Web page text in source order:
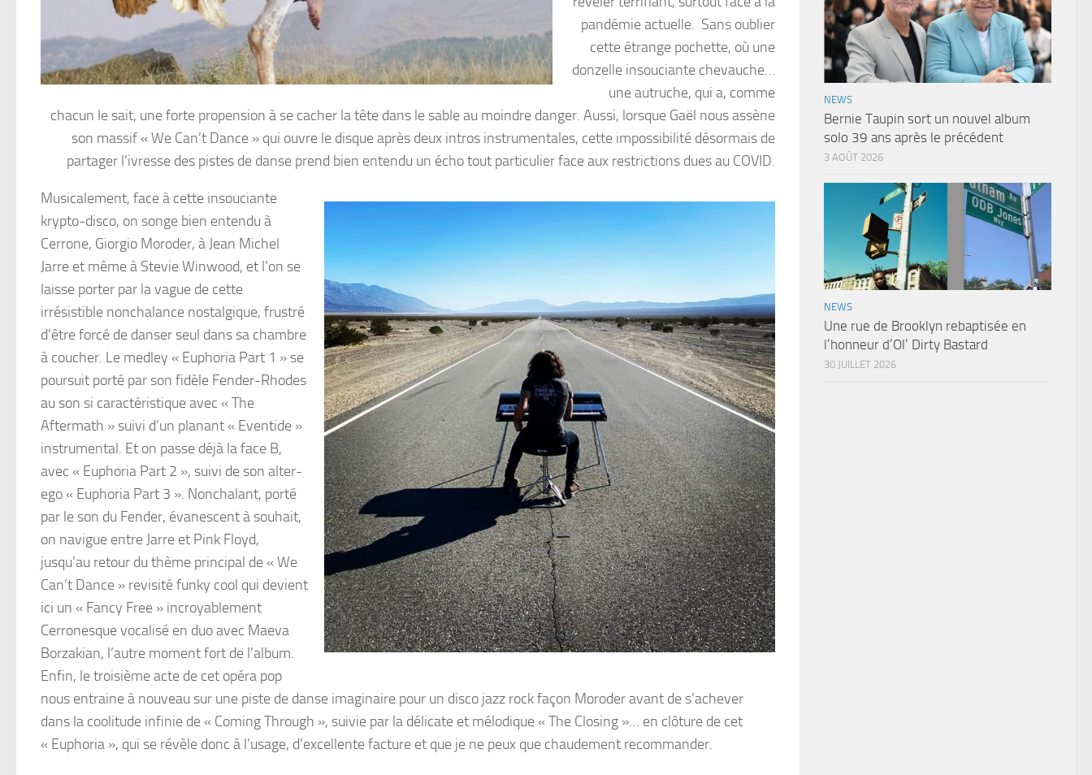
pandémie actuelle. Sans oublier
cette étrange pochette, où une
donzelle insouciante chevauche…
une autruche, qui a, comme
chacun le sait, une forte propension à se cacher la tête dans le sable au moindre danger. Aussi, lorsque Gaël nous assène
son massif « We Can’t Dance » qui ouvre le disque après deux intros instrumentales, cette impossibilité désormais de
partager l’ivresse des pistes de danse prend bien entendu un écho tout particulier face aux restrictions dues au COVID.
Musicalement, face à cette insouciante
krypto-disco, on songe bien entendu à
Cerrone, Giorgio Moroder, à Jean Michel
Jarre et même à Stevie Winwood, et l’on se
laisse porter par la vague de cette
irrésistible nonchalance nostalgique, frustré
d’être forcé de danser seul dans sa chambre
à coucher. Le medley « Euphoria Part 1 » se
poursuit porté par son fidèle Fender-Rhodes
au son si caractéristique avec « The
Aftermath » suivi d’un planant « Eventide »
instrumental. Et on passe déjà la face B,
avec « Euphoria Part 2 », suivi de son alter-
ego « Euphoria Part 3 ». Nonchalant, porté
par le son du Fender, évanescent à souhait,
on navigue entre Jarre et Pink Floyd,
jusqu’au retour du thème principal de « We
Can’t Dance » revisité funky cool qui devient
ici un « Fancy Free » incroyablement
Cerronesque vocalisé en duo avec Maeva
Borzakian, l’autre moment fort de l’album.
Enfin, le troisième acte de cet opéra pop
nous entraine à nouveau sur une piste de danse imaginaire pour un disco jazz rock façon Moroder avant de s’achever
dans la coolitude infinie de « Coming Through », suivie par la délicate et mélodique « The Closing »… en clôture de cet
« Euphoria », qui se révèle donc à l’usage, d’excellente facture et que je ne peux que chaudement recommander.
NEWS
Bernie Taupin sort un nouvel album
solo 39 ans après le précédent
3 AOÛT 2026
NEWS
Une rue de Brooklyn rebaptisée en
l’honneur d’Ol’ Dirty Bastard
30 JUILLET 2026